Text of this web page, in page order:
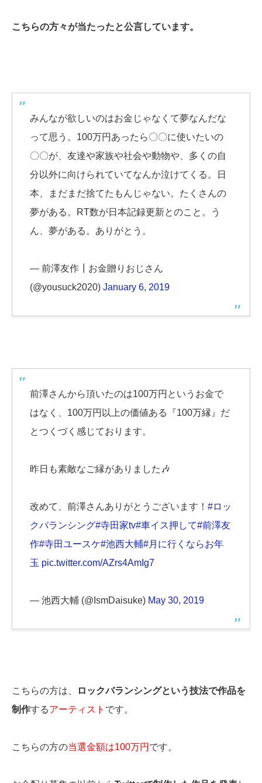
こちらの方々が当たったと公言しています。
みんなが欲しいのはお金じゃなくて夢なんだな
って思う。100万円あったら〇〇に使いたいの
〇〇が、友達や家族や社会や動物や、多くの自
分以外に向けられていてなんか泣けてくる。日
本、まだまだ捨てたもんじゃない。たくさんの
夢がある。RT数が日本記録更新とのこと。う
ん、夢がある。ありがとう。
— 前澤友作┃お金贈りおじさん
(@yousuck2020) January 6, 2019
前澤さんから頂いたのは100万円というお金で
はなく、100万円以上の価値ある『100万縁』だ
とつくづく感じております。
昨日も素敵なご縁がありました🎶
改めて、前澤さんありがとうございます！ #ロッ
クバランシング#寺田家tv#車イス押して#前澤友
作#寺田ユースケ#池西大輔#月に行くならお年
玉 pic.twitter.com/AZrs4AmIg7
— 池西大輔 (@IsmDaisuke) May 30, 2019
こちらの方は、
ロックバランシングという技法で作品を
制作するアーティスト です。
こちらの方の当選金額は100万円 です。